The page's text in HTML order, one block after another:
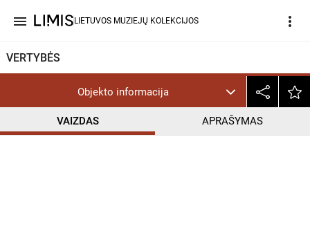
menu LIETUVOS MUZIEJŲ KOLEKCIJOS more_vert
VERTYBĖS
Objekto informacija
VAIZDAS APRAŠYMAS
CC BY help_outline